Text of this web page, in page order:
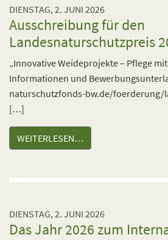
DIENSTAG, 2. JUNI 2026
Ausschreibung für den
Landesnaturschutzpreis
„Innovative Weideprojekte – Pflege
Informationen und
naturschutzfonds-bw.de/foerderung/
[…]
WEITERLESEN…
DIENSTAG, 2. JUNI 2026
Das Jahr 2026 zum